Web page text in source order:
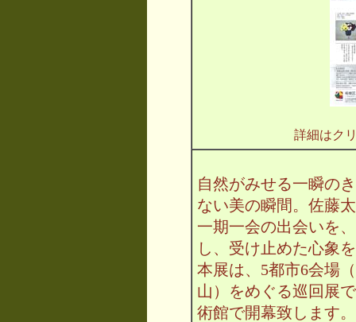
詳細はク
自然がみせる一瞬の
ない美の瞬間。佐藤
一期一会の出会いを
し、受け止めた心象
本展は、5都市6会場
山）をめぐる巡回展
術館で開幕致します